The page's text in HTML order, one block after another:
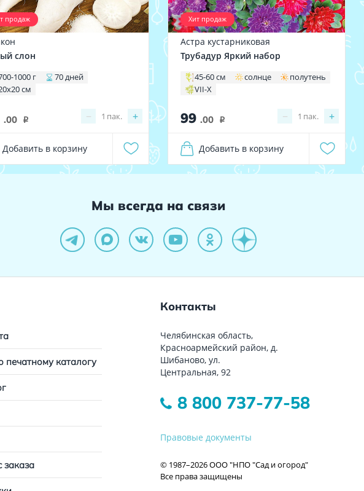
продаж
слон
1000 г
70 дней
см
.00 i − +
1 пак.
Добавить в корзину
Хит продаж
Астра кустарниковая
Трубадур Яркий набор
45-60 см солнце
полутень
VII-X
99 .00 i − +
1 пак.
Добавить в корзину
Мы всегда на связи
печатному каталогу
заказа
Контакты
Челябинская область,
Красноармейский район, д.
Шибаново, ул.
Центральная, 92
8 800 737-77-58
Правовые документы
© 1987–2026 ООО "НПО "Сад и огород"
Все права защищены